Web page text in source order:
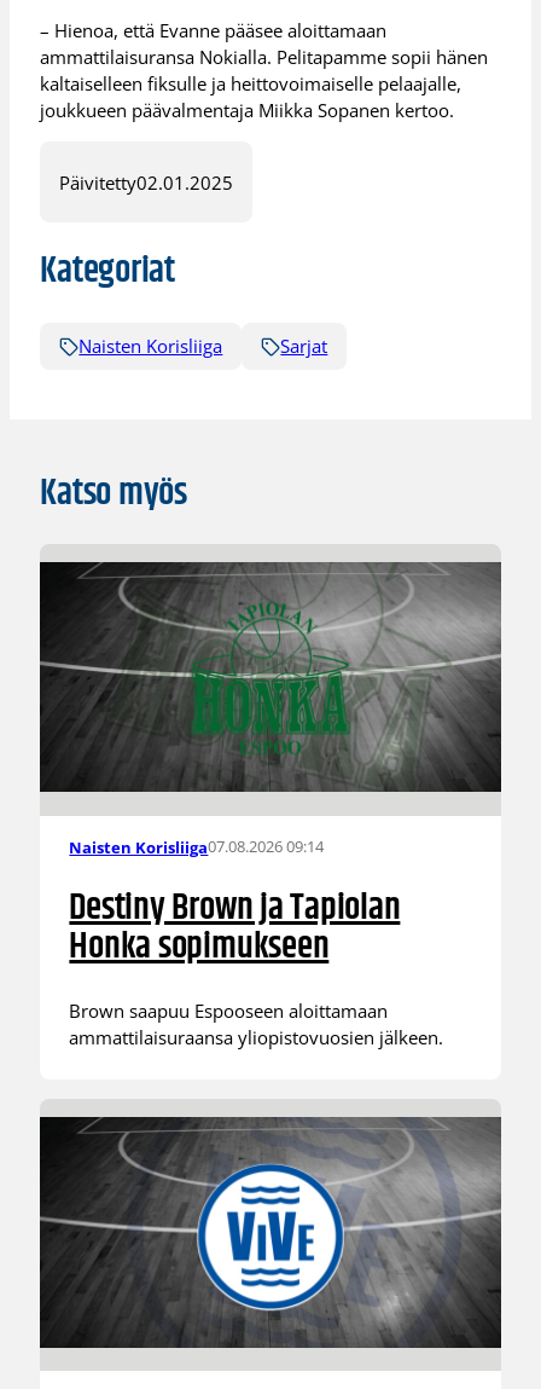
– Hienoa, että Evanne pääsee aloittamaan
ammattilaisuransa Nokialla. Pelitapamme sopii hänen
kaltaiselleen fiksulle ja heittovoimaiselle pelaajalle,
joukkueen päävalmentaja Miikka Sopanen kertoo.
Päivitetty02.01.2025
Kategoriat
Naisten Korisliiga Sarjat
Katso myös
Naisten Korisliiga07.08.2026 09:14
Destiny Brown ja Tapiolan
Honka sopimukseen
Brown saapuu Espooseen aloittamaan
ammattilaisuraansa yliopistovuosien jälkeen.